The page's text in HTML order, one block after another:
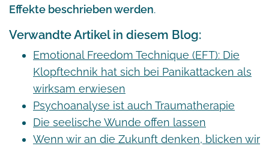
Effekte beschrieben werden.
Verwandte Artikel in diesem Blog:
Emotional Freedom Technique (EFT): Die
Klopftechnik hat sich bei Panikattacken als
wirksam erwiesen
Psychoanalyse ist auch Traumatherapie
Die seelische Wunde offen lassen
Wenn wir an die Zukunft denken, blicken wir